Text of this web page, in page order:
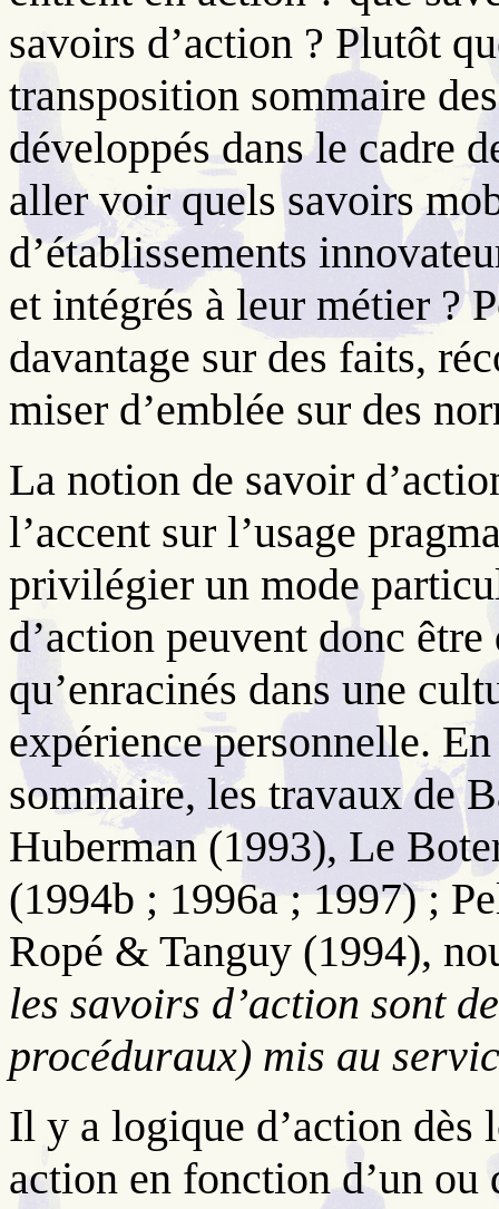
savoirs d’action ? Plutôt
transposition sommaire
développés dans le cadre
aller voir quels savoirs
d’établissements
et intégrés à leur métier ?
davantage sur des faits,
miser d’emblée sur des
La notion de savoir
l’accent sur l’usage
privilégier un mode
d’action peuvent donc
qu’enracinés dans une
expérience personnelle.
sommaire, les travaux de
Huberman (1993), Le
(1994b ; 1996a ; 1997) ;
Ropé & Tanguy (1994),
les savoirs d’action sont
procéduraux) mis au
Il y a logique d’action dès
action en fonction d’un